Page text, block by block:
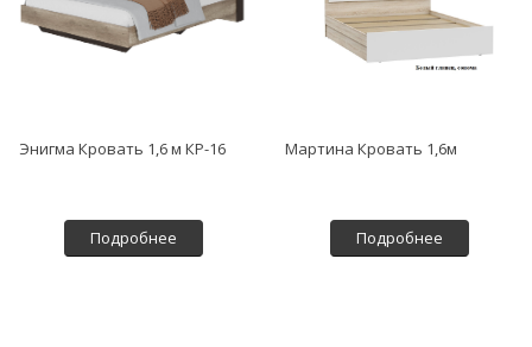
Энигма Кровать 1,6 м КР-16
Подробнее
Мартина Кровать 1,6м
Подробнее